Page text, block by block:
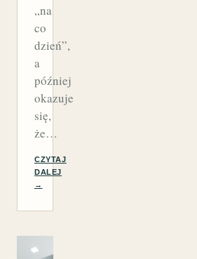
„na
co
dzień”,
a
później
okazuje
się,
że…
CZYTAJ
DALEJ
→